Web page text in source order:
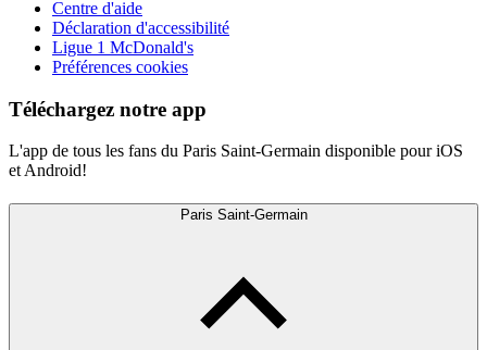
Centre d'aide
Déclaration d'accessibilité
Ligue 1 McDonald's
Préférences cookies
Téléchargez notre app
L'app de tous les fans du Paris Saint-Germain disponible pour iOS
et Android!
Paris Saint-Germain